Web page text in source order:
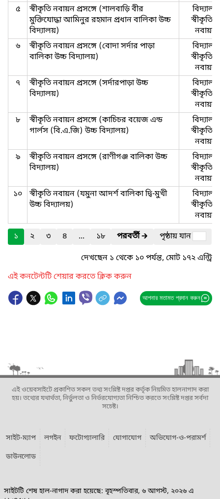
৫
স্বীকৃতি নবায়ন প্রসঙ্গে (শালবাড়ি বীর
মুক্তিযোদ্ধা আমিনুর রহমান প্রধান বালিকা উচ্চ
বিদ্যালয়)
বিদ্যালয়
স্বীকৃতি ও
নবায়ন
৬
স্বীকৃতি নবায়ন প্রসঙ্গে (বোদা সর্দার পাড়া
বালিকা উচ্চ বিদ্যালয়)
বিদ্যালয়
স্বীকৃতি ও
নবায়ন
৭
স্বীকৃতি নবায়ন প্রসঙ্গে (সর্দারপাড়া উচ্চ
বিদ্যালয়)
বিদ্যালয়
স্বীকৃতি ও
নবায়ন
৮
স্বীকৃতি নবায়ন প্রসঙ্গে (কাচিচর বয়েজ এন্ড
গার্লস (বি.এ.জি) উচ্চ বিদ্যালয়)
বিদ্যালয়
স্বীকৃতি ও
নবায়ন
৯
স্বীকৃতি নবায়ন প্রসঙ্গে (রাণীগঞ্জ বালিকা উচ্চ
বিদ্যালয়)
বিদ্যালয়
স্বীকৃতি ও
নবায়ন
১০
স্বীকৃতি নবায়ন (যমুনা আদর্শ বালিকা দ্বি-মুখী
উচ্চ বিদ্যালয়)
বিদ্যালয়
স্বীকৃতি ও
নবায়ন
১
২ ৩ ৪ ... ১৮ পরবর্তী🡲
পৃষ্ঠায় যান
দেখছেন ১ থেকে ১০ পর্যন্ত, মোট ১৭২ এন্ট্রি
এই কনটেন্টটি শেয়ার করতে ক্লিক করুন
আপনার মতামত প্রদান করুন
এই ওয়েবসাইটে প্রকাশিত সকল তথ্য সংশ্লিষ্ট দপ্তর কর্তৃক নিয়মিত হালনাগাদ করা
হয়। তথ্যের যথার্থতা, নির্ভুলতা ও নির্ভরযোগ্যতা নিশ্চিত করতে সংশ্লিষ্ট দপ্তর সর্বদা
সচেষ্ট।
সাইট-ম্যাপ লগইন ফটোগ্যালারি যোগাযোগ
অভিযোগ-ও-পরামর্শ
ডাউনলোড
সাইটটি শেষ হাল-নাগাদ করা হয়েছে: বৃহস্পতিবার, ৬ আগস্ট, ২০২৬ এ